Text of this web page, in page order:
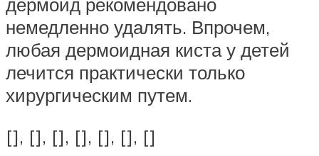
немедленно удалять. Впрочем,
любая дермоидная киста у детей
лечится практически только
хирургическим путем.
[], [], [], [], [], [], []